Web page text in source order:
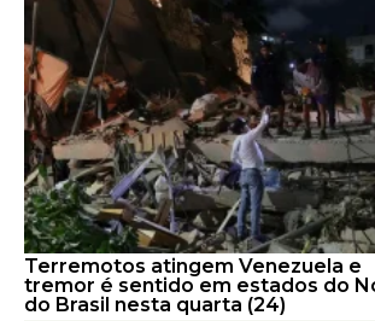
Terremotos atingem Venezuela e
tremor é sentido em estados do
do Brasil nesta quarta (24)